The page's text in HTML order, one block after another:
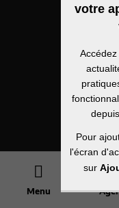
Menu
votre
Pour
l'écran
sur